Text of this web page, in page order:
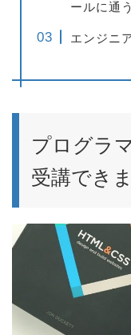
ールに通
エンジニ
プログラ
受講でき